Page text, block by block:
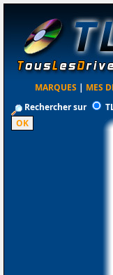
MARQUES | MES
Rechercher sur